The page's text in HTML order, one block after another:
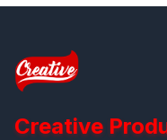
Creative